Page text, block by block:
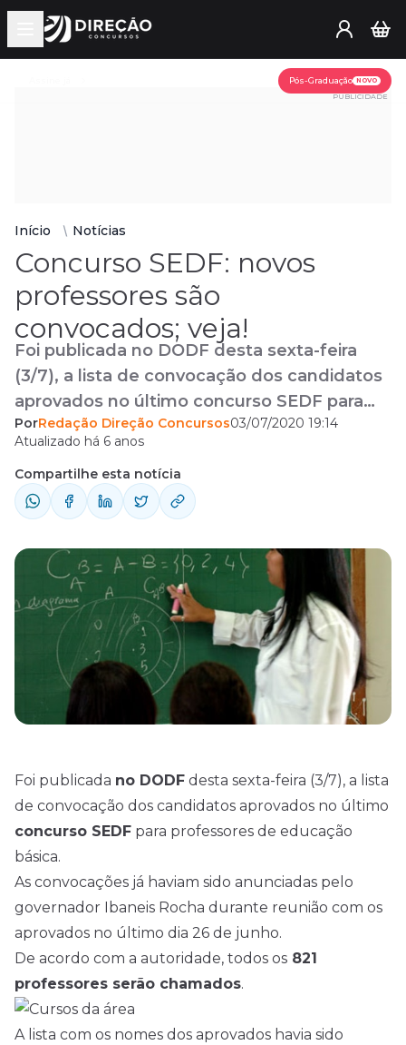
Open main menu
Pós-Graduação NOVO
PUBLICIDADE
Início Notícias
Concurso SEDF: novos
professores são
convocados; veja!
Foi publicada no DODF desta sexta-feira
(3/7), a lista de convocação dos candidatos
aprovados no último concurso SEDF para
professores de educação básica. As
convocações já haviam sido anunciadas
pelo governador Ibaneis Rocha durante
reunião com os aprovados no último dia 26
todos os 821 professores serão chamados.
PorRedação Direção Concursos03/07/2020 19:14
Atualizado há 6 anos
Compartilhe esta notícia
Foi publicada no DODF desta sexta-feira (3/7), a lista
de convocação dos candidatos aprovados no último
concurso SEDF para professores de educação
básica.
As convocações já haviam sido anunciadas pelo
governador Ibaneis Rocha durante reunião com os
aprovados no último dia 26 de junho.
De acordo com a autoridade, todos os 821
professores serão chamados.
A lista com os nomes dos aprovados havia sido